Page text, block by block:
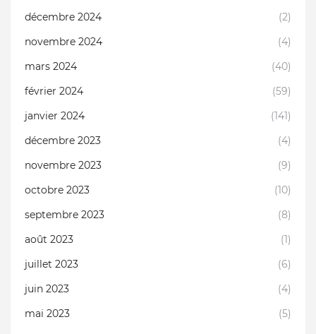
décembre 2024
(2)
novembre 2024
(4)
mars 2024
(40)
février 2024
(59)
janvier 2024
(141)
décembre 2023
(4)
novembre 2023
(9)
octobre 2023
(10)
septembre 2023
(8)
août 2023
(1)
juillet 2023
(6)
juin 2023
(4)
mai 2023
(5)